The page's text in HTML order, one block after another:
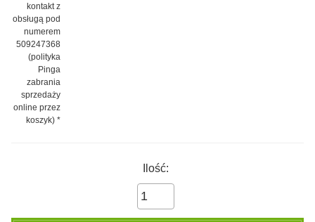
kontakt z
obsługą pod
numerem
509247368
(polityka
Pinga
zabrania
sprzedaży
online przez
koszyk) *
Ilość: